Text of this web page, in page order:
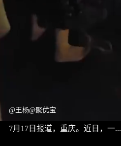
@王杨@聚优宝
7月17日报道，重庆。近日，一...